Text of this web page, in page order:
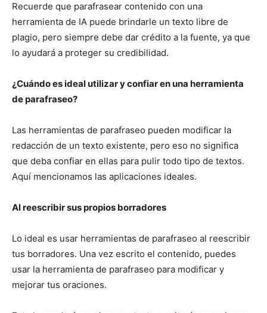
Recuerde que parafrasear contenido con una
herramienta de IA puede brindarle un texto libre de
plagio, pero siempre debe dar crédito a la fuente, ya que
lo ayudará a proteger su credibilidad.
¿Cuándo es ideal utilizar y confiar en una herramienta
de parafraseo?
Las herramientas de parafraseo pueden modificar la
redacción de un texto existente, pero eso no significa
que deba confiar en ellas para pulir todo tipo de textos.
Aquí mencionamos las aplicaciones ideales.
Al reescribir sus propios borradores
Lo ideal es usar herramientas de parafraseo al reescribir
tus borradores. Una vez escrito el contenido, puedes
usar la herramienta de parafraseo para modificar y
mejorar tus oraciones.